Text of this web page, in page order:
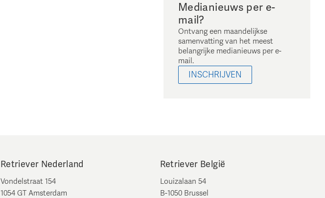
Medianieuws per e-
mail?
Ontvang een maandelijkse
samenvatting van het meest
belangrijke medianieuws per e-
mail.
INSCHRIJVEN
Retriever Nederland
Vondelstraat 154
1054 GT Amsterdam
Retriever België
Louizalaan 54
B-1050 Brussel